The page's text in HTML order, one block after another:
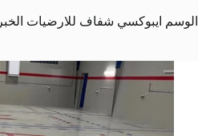
الوسم ايبوكسي شفاف للارضيات الخبر